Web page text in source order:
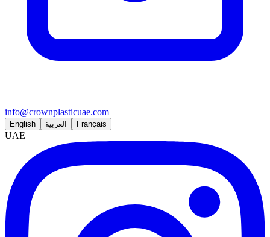
info@crownplasticuae.com
English العربية Français
UAE